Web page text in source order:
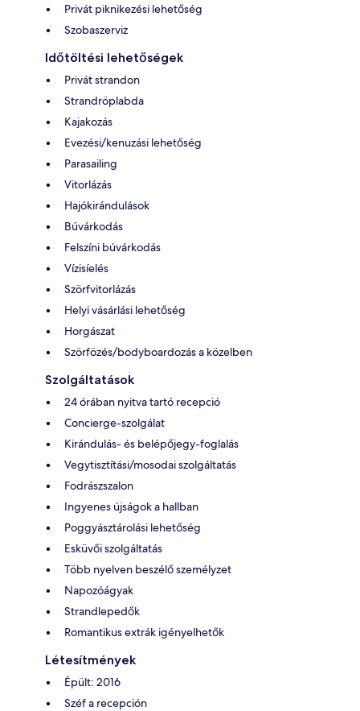
Privát piknikezési lehetőség
Szobaszerviz
Időtöltési lehetőségek
Privát strandon
Strandröplabda
Kajakozás
Evezési/kenuzási lehetőség
Parasailing
Vitorlázás
Hajókirándulások
Búvárkodás
Felszíni búvárkodás
Vízisíelés
Szörfvitorlázás
Helyi vásárlási lehetőség
Horgászat
Szörfözés/bodyboardozás a közelben
Szolgáltatások
24 órában nyitva tartó recepció
Concierge-szolgálat
Kirándulás- és belépőjegy-foglalás
Vegytisztítási/mosodai szolgáltatás
Fodrászszalon
Ingyenes újságok a hallban
Poggyásztárolási lehetőség
Esküvői szolgáltatás
Több nyelven beszélő személyzet
Napozóágyak
Strandlepedők
Romantikus extrák igényelhetők
Létesítmények
Épült: 2016
Széf a recepción